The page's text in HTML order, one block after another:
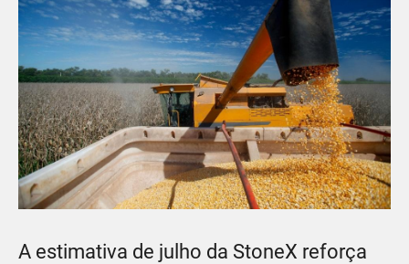
A estimativa de julho da StoneX reforça